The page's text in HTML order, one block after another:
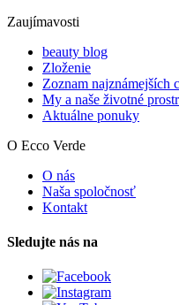
Zaujímavosti
beauty blog
Zloženie
Zoznam najznámejších
My a naše životné
Aktuálne ponuky
O Ecco Verde
O nás
Naša spoločnosť
Kontakt
Sledujte nás na